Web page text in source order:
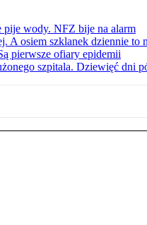
pije wody. NFZ bije na alarm
A osiem szklanek dziennie to
pierwsze ofiary epidemii
szpitala. Dziewięć dni